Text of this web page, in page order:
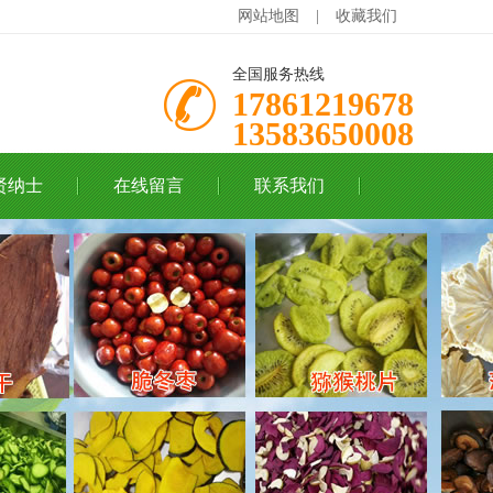
网站地图 收藏我们
全国服务热线
17861219678
13583650008
纳士 在线留言 联系我们